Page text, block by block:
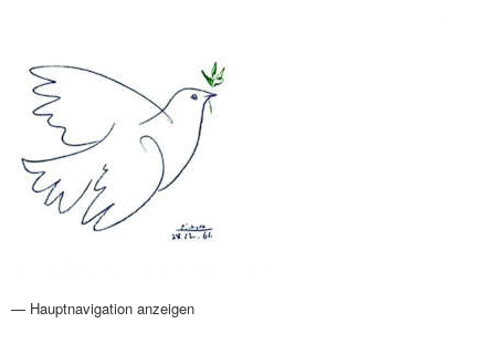
Hauptnavigation
— Hauptnavigation anzeigen